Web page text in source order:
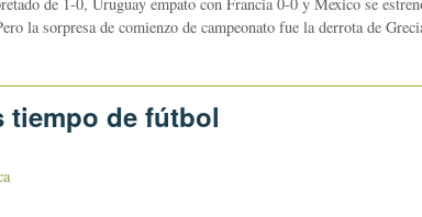
de 1-0, Uruguay empato con Francia 0-0 y Mexico se
la sorpresa de comienzo de campeonato fue la derrota de
tiempo de fútbol